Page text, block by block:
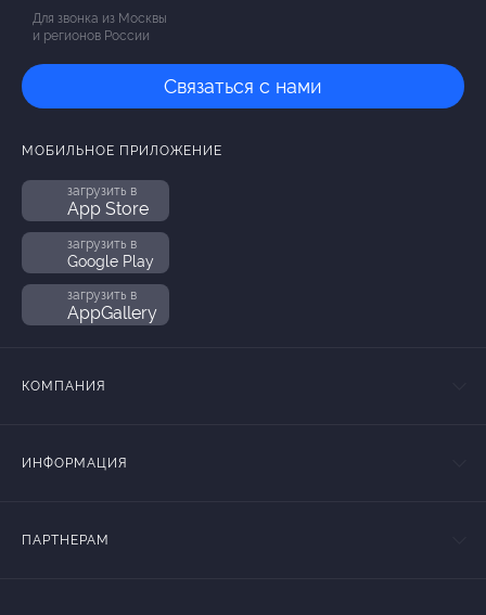
Для звонка из Москвы
и регионов России
Связаться с нами
МОБИЛЬНОЕ ПРИЛОЖЕНИЕ
загрузить в
App Store
загрузить в
Google Play
загрузить в
AppGallery
КОМПАНИЯ
ИНФОРМАЦИЯ
ПАРТНЕРАМ